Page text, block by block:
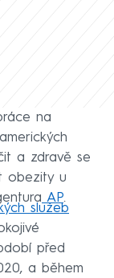
na
a zdravě se
obezity u
AP.
služeb
před
a během